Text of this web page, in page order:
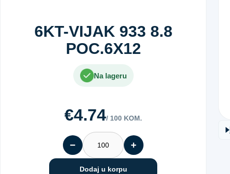
6KT-VIJAK 933 8.8
POC.6X12
Na lageru
€4.74/ 100 KOM.
− +
Dodaj u korpu